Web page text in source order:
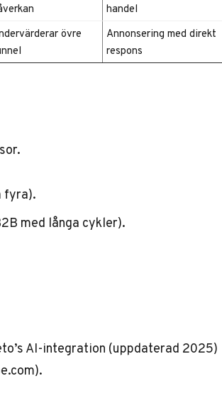
handel
övre
Annonsering med direkt
respons
fyra).
med långa cykler).
AI-integration (uppdaterad 2025)
).